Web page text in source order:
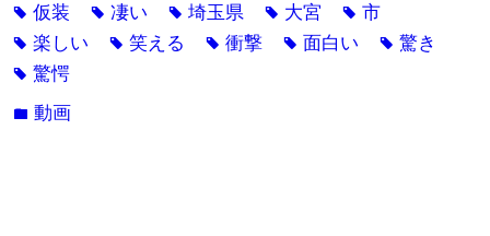
tag仮装 tag凄い tag埼玉県 tag 大宮 tag市
tag楽しい tag笑える tag衝撃 tag 面白い tag驚き
tag驚愕
folder動画